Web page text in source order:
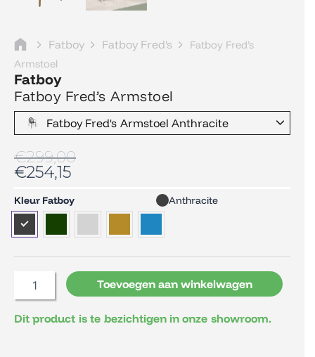
Fatboy Fatboy Fred's
Fatboy Fred’s
Armstoel
Fatboy
Fatboy Fred’s Armstoel
Fatboy Fred's Armstoel Anthracite
€299,00
€254,15
Kleur Fatboy Anthracite
Fatboy
Fred's
Armstoel
Toevoegen aan winkelwagen
Dit product is te bezichtigen in onze showroom.